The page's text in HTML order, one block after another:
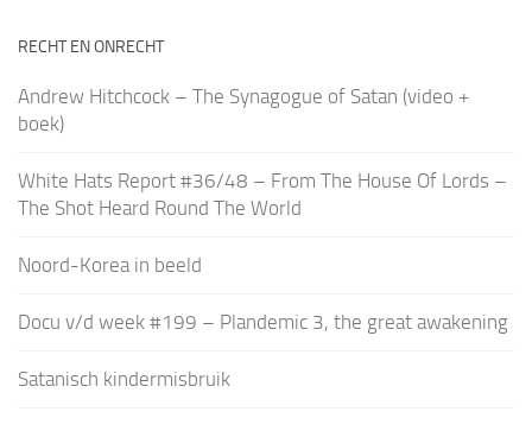
RECHT EN ONRECHT
Andrew Hitchcock – The Synagogue of Satan (video +
boek)
White Hats Report #36/48 – From The House Of Lords –
The Shot Heard Round The World
Noord-Korea in beeld
Docu v/d week #199 – Plandemic 3, the great awakening
Satanisch kindermisbruik